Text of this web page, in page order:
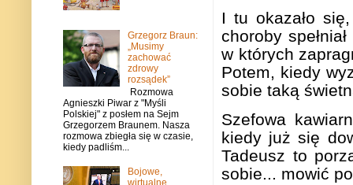
I tu okazało się
choroby
w których
Potem, kiedy
sobie taką świetn
Szefowa
kiedy już się
Tadeusz to porz
sobie... mowić
Grzegorz Braun:
„Musimy
zachować
zdrowy
rozsądek”
Rozmowa
Agnieszki Piwar z "Myśli
Polskiej" z posłem na Sejm
Grzegorzem Braunem. Nasza
rozmowa zbiegła się w czasie,
kiedy padliśm...
Bojowe,
wirtualne